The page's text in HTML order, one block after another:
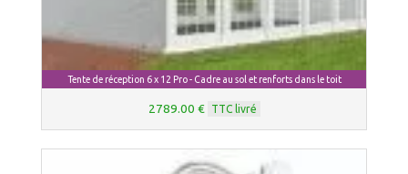
Tente de réception 6 x 12 Pro - Cadre au sol et renforts dans le toit
2789.00 € TTC livré